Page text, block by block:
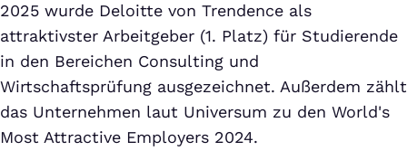
2025 wurde Deloitte von Trendence als
attraktivster Arbeitgeber (1. Platz) für Studierende
in den Bereichen Consulting und
Wirtschaftsprüfung ausgezeichnet. Außerdem zählt
das Unternehmen laut Universum zu den World's
Most Attractive Employers 2024.